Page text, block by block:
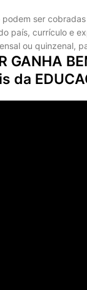
podem ser
país, currículo e
ou quinzenal,
GANHA
da